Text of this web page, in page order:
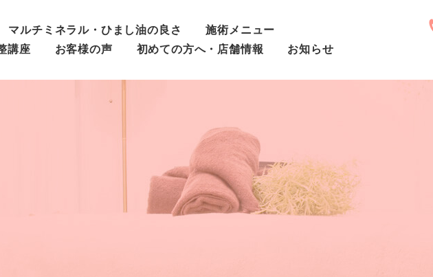
マルチミネラル・ひまし油の良さ
施術メニュー
講座
お客様の声 初めての方へ・店舗情報 お知らせ